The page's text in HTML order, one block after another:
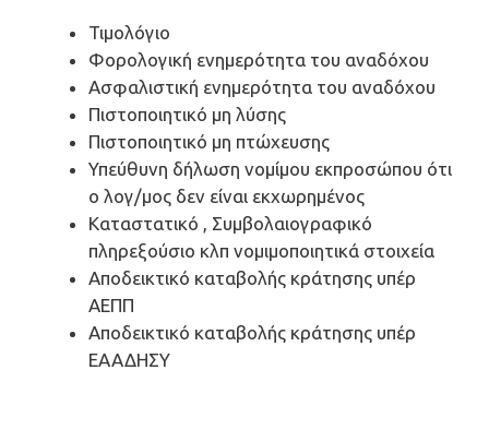
Τιμολόγιο
Φορολογική ενημερότητα του αναδόχου
Ασφαλιστική ενημερότητα του αναδόχου
Πιστοποιητικό μη λύσης
Πιστοποιητικό μη πτώχευσης
Υπεύθυνη δήλωση νομίμου εκπροσώπου ότι
ο λογ/μος δεν είναι εκχωρημένος
Καταστατικό , Συμβολαιογραφικό
πληρεξούσιο κλπ νομιμοποιητικά στοιχεία
Αποδεικτικό καταβολής κράτησης υπέρ
ΑΕΠΠ
Αποδεικτικό καταβολής κράτησης υπέρ
ΕΑΑΔΗΣΥ